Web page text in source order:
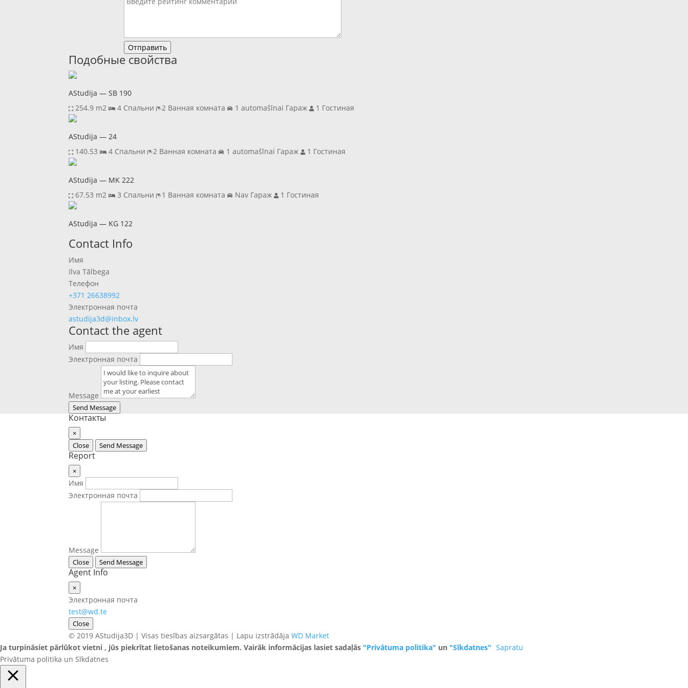
Отправить
Подобные свойства
AStudija — SB 190
254.9 m2
4 Спальни 2 Ванная комната 1 automašīnai Гараж 1 Гостиная
AStudija — 24
140.53
4 Спальни 2 Ванная комната 1 automašīnai Гараж 1 Гостиная
AStudija — MK 222
67.53 m2
3 Спальни 1 Ванная комната Nav Гараж 1 Гостиная
AStudija — KG 122
Previous
Next
Contact Info
Имя
Ilva Tālbega
Телефон
+371 26638992
Электронная почта
astudija3d@inbox.lv
Contact the agent
Имя
Электронная почта
Message
Send Message
Контакты
×
Close
Send Message
Report
×
Имя
Электронная почта
Message
Close Send Message
Agent Info
×
Электронная почта
test@wd.te
Close
© 2019 AStudija3D | Visas tiesības aizsargātas | Lapu izstrādājaWD Market
Ja turpināsiet pārlūkot vietni , jūs piekrītat lietošanas noteikumiem. Vairāk informācijas lasiet sadaļās "Privātuma politika" un "Sīkdatnes" Sapratu
Privātuma politika un Sīkdatnes